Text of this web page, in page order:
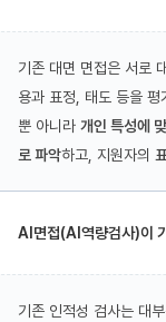
기존 대면 면접은 서로
용과 표정, 태도 등을
뿐 아니라 개인 특성에
로 파악하고, 지원자의
AI면접(AI역량검사)이
기존 인적성 검사는 대